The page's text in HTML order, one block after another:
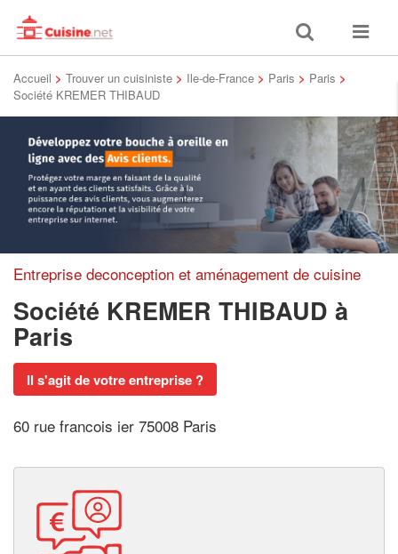
Toggle
search
Toggle
Accueil > Trouver un cuisiniste > Ile-de-France > Paris > Paris >
Société KREMER THIBAUD
Entreprise deconception et aménagement de cuisine
Société KREMER THIBAUD à
Paris
Il s'agit de votre entreprise ?
60 rue francois ier 75008 Paris